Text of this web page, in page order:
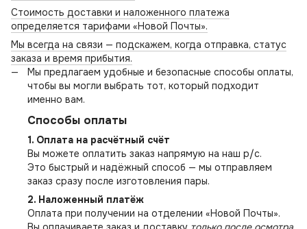
Стоимость доставки и наложенного платежа
определяется тарифами «Новой Почты».
Мы всегда на связи — подскажем, когда отправка, статус
заказа и время прибытия.
Мы предлагаем удобные и безопасные способы оплаты,
чтобы вы могли выбрать тот, который подходит
именно вам.
Способы оплаты
1. Оплата на расчётный счёт
Вы можете оплатить заказ напрямую на наш р/с.
Это быстрый и надёжный способ — мы отправляем
заказ сразу после изготовления пары.
2. Наложенный платёж
Оплата при получении на отделении «Новой Почты».